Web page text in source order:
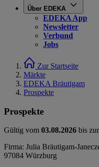
Über EDEKA
EDEKA App
Newsletter
Verbund
Jobs
Zur Startseite
Märkte
EDEKA Bräutigam
Prospekte
Prospekte
Gültig vom 03.08.2026 bis
Firma: Julia Bräutigam-
97084 Würzburg